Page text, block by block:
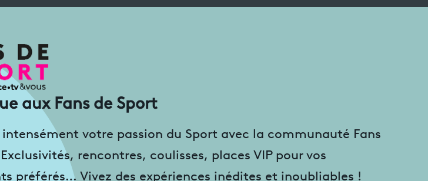
aux Fans de Sport
intensément votre passion du Sport avec la communauté Fans
Exclusivités, rencontres, coulisses, places VIP pour vos
préférés… Vivez des expériences inédites et inoubliables !